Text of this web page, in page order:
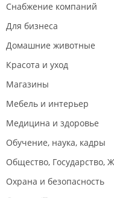
Снабжение компаний
Для бизнеса
Домашние животные
Красота и уход
Магазины
Мебель и интерьер
Медицина и здоровье
Обучение, наука, кадры
Общество, Государство,
Охрана и безопасность